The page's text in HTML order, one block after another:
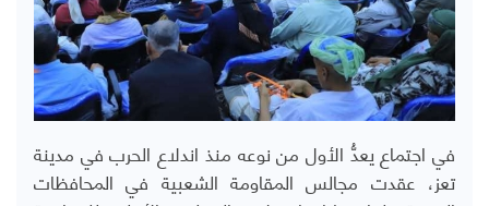
في اجتماع يعدُّ الأول من نوعه منذ اندلاع الحرب في مدينة
تعز، عقدت مجالس المقاومة الشعبية في المحافظات